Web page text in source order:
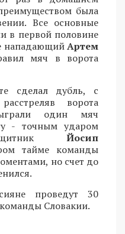
была
Все основные
в первой половине
нападающийАртем
мяч в ворота
сделал дубль, с
ворота
один мяч
- точным ударом
Йосип
тайме команды
но счет до
проведут 30
Словакии.